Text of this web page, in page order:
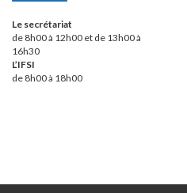
Le secrétariat
de 8h00 à 12h00 et de 13h00 à
16h30
L’IFSI
de 8h00 à 18h00